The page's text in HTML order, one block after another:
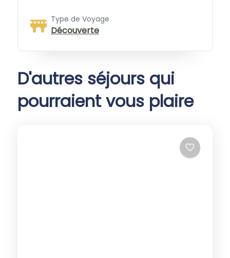
Type de Voyage
Découverte
D'autres séjours qui
pourraient vous plaire